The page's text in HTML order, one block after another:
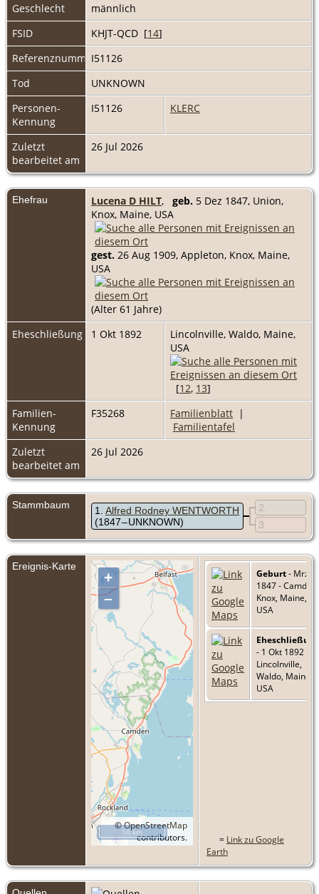
Geschlecht
männlich
FSID
KHJT-QCD [14]
ReferenznummerI51126
Tod
UNKNOWN
Personen-
Kennung
I51126 KLERC
Zuletzt
bearbeitet am
26 Jul 2026
Ehefrau Lucena D HILT, geb. 5 Dez 1847, Union,
Knox, Maine, USA
gest. 26 Aug 1909, Appleton, Knox, Maine,
USA
(Alter 61 Jahre)
Eheschließung
1 Okt 1892
Lincolnville, Waldo, Maine,
USA
[12, 13]
Familien-
Kennung
F35268 Familienblatt |
Familientafel
Zuletzt
bearbeitet am
26 Jul 2026
Stammbaum 1
Alfred Rodney WENTWORTH
(1847 – UNKNOWN)
2
3
Ereignis-Karte
+
–
©OpenStreetMap
contributors.
10 km
Geburt- Mrz
1847 - Camden,
Knox, Maine,
USA
Eheschließung
- 1 Okt 1892 -
Lincolnville,
Waldo, Maine,
USA
= Link zu Google
Earth